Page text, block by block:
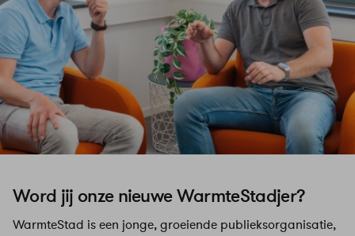
Word jij onze nieuwe WarmteStadjer?
WarmteStad is een jonge, groeiende publieksorganisatie,